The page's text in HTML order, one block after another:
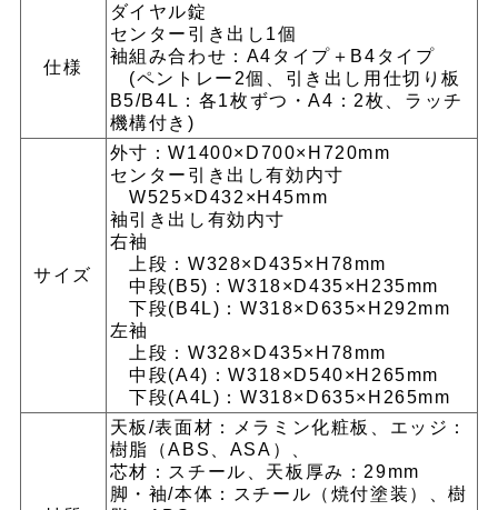
仕様
ダイヤル錠
センター引き出し1個
袖組み合わせ：A4タイプ＋B4タイプ
(ペントレー2個、引き出し用仕切り板
B5/B4L：各1枚ずつ・A4：2枚、ラッチ
機構付き)
サイズ
外寸：W1400×D700×H720mm
センター引き出し有効内寸
W525×D432×H45mm
袖引き出し有効内寸
右袖
上段：W328×D435×H78mm
中段(B5)：W318×D435×H235mm
下段(B4L)：W318×D635×H292mm
左袖
上段：W328×D435×H78mm
中段(A4)：W318×D540×H265mm
下段(A4L)：W318×D635×H265mm
天板/表面材：メラミン化粧板、エッジ：
樹脂（ABS、ASA）、
芯材：スチール、天板厚み：29mm
脚・袖/本体：スチール（焼付塗装）、樹